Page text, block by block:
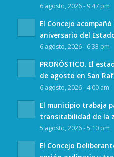
6 agosto, 2026 - 9:47 pm
El Concejo
aniversario del
6 agosto, 2026 - 6:33 pm
PRONÓSTICO. El
de agosto en San
6 agosto, 2026 - 4:00 am
El municipio trabaja
transitabilidad de la
5 agosto, 2026 - 5:10 pm
El Concejo